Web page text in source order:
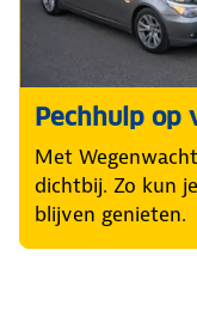
Pechhulp op
Met
dichtbij. Zo kun
blijven genieten.